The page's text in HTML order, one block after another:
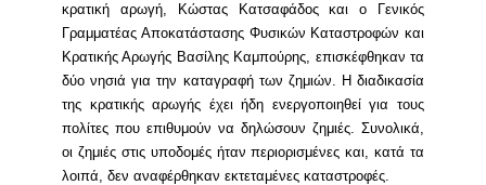
κρατική αρωγή, Κώστας Κατσαφάδος και ο Γενικός
Γραμματέας Αποκατάστασης Φυσικών Καταστροφών και
Κρατικής Αρωγής Βασίλης Καμπούρης, επισκέφθηκαν τα
δύο νησιά για την καταγραφή των ζημιών. Η διαδικασία
της κρατικής αρωγής έχει ήδη ενεργοποιηθεί για τους
πολίτες που επιθυμούν να δηλώσουν ζημιές. Συνολικά,
οι ζημιές στις υποδομές ήταν περιορισμένες και, κατά τα
λοιπά, δεν αναφέρθηκαν εκτεταμένες καταστροφές.